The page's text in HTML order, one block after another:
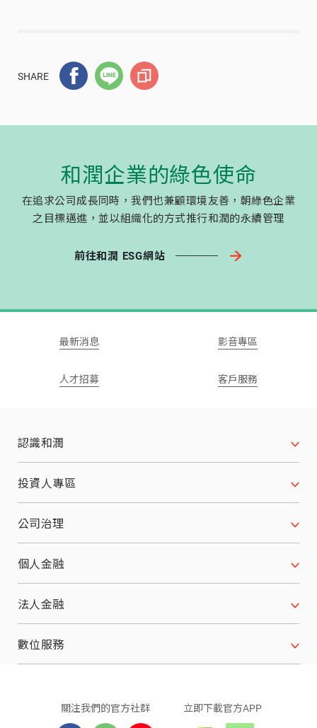
SHARE
和潤企業的綠色使命
在追求公司成長同時，我們也兼顧環境友善，朝綠色企業
之目標邁進，並以組織化的方式推行和潤的永續管理
前往和潤 ESG網站
最新消息 影音專區
人才招募 客戶服務
認識和潤
公司沿革
願景使命 經營理念
關係企業
投資人專區
財務資訊
月合併營收
每季財務報表
股東會資料
公司治理
公司治理架構
董事會
董事會重要決議
個人金融
汽車分期
機車分期
原車融資分期
法人金融
設備分期
數位服務
LINE 個人化服務
關注我們的官方社群 立即下載官方APP